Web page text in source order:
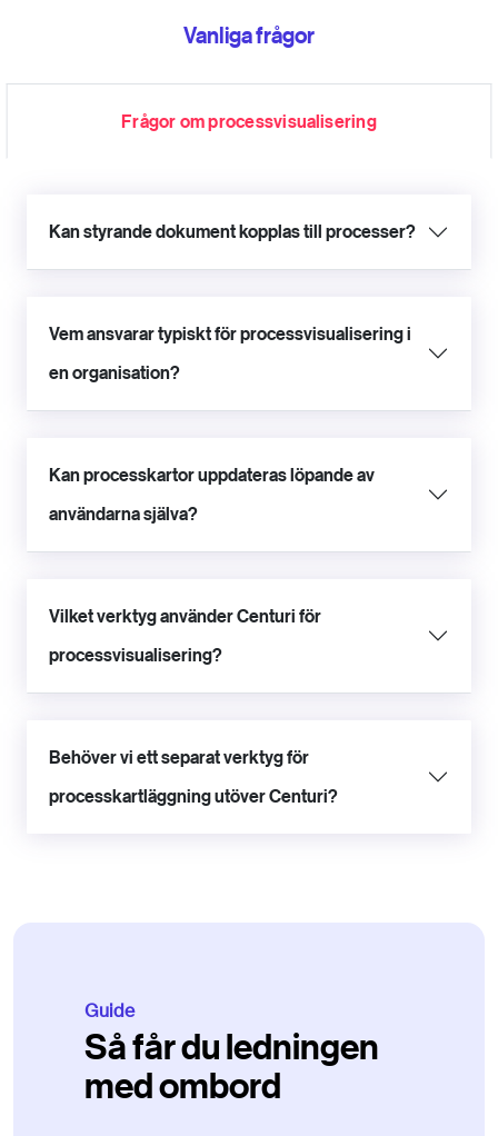
Vanliga frågor
Frågor om processvisualisering
Kan styrande dokument kopplas till processer?
Vem ansvarar typiskt för processvisualisering i
en organisation?
Kan processkartor uppdateras löpande av
användarna själva?
Vilket verktyg använder Centuri för
processvisualisering?
Behöver vi ett separat verktyg för
processkartläggning utöver Centuri?
Guide
Så får du ledningen
med ombord